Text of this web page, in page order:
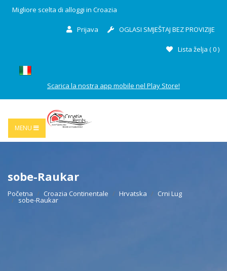
Migliore scelta di alloggi in Croazia
Prijava OGLASI SMJEŠTAJ BEZ PROVIZIJE
Lista želja (0)
Scarica la nostra app mobile nel Play Store!
MENU
sobe-Raukar
Početna Croazia Continentale Hrvatska Crni Lug
sobe-Raukar